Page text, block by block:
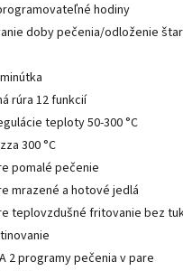
hodiny
doby pečenia/odloženie
rúra 12 funkcií
teploty 50-300 °C
300 °C
pomalé pečenie
mrazené a hotové jedlá
teplovzdušné fritovanie bez
2 programy pečenia v pare